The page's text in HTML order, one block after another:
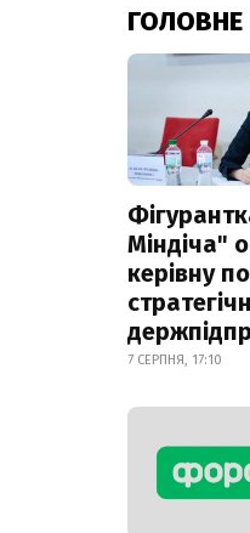
ГОЛОВНЕ
Міндіча"
керівну
7 СЕРПНЯ, 17:10